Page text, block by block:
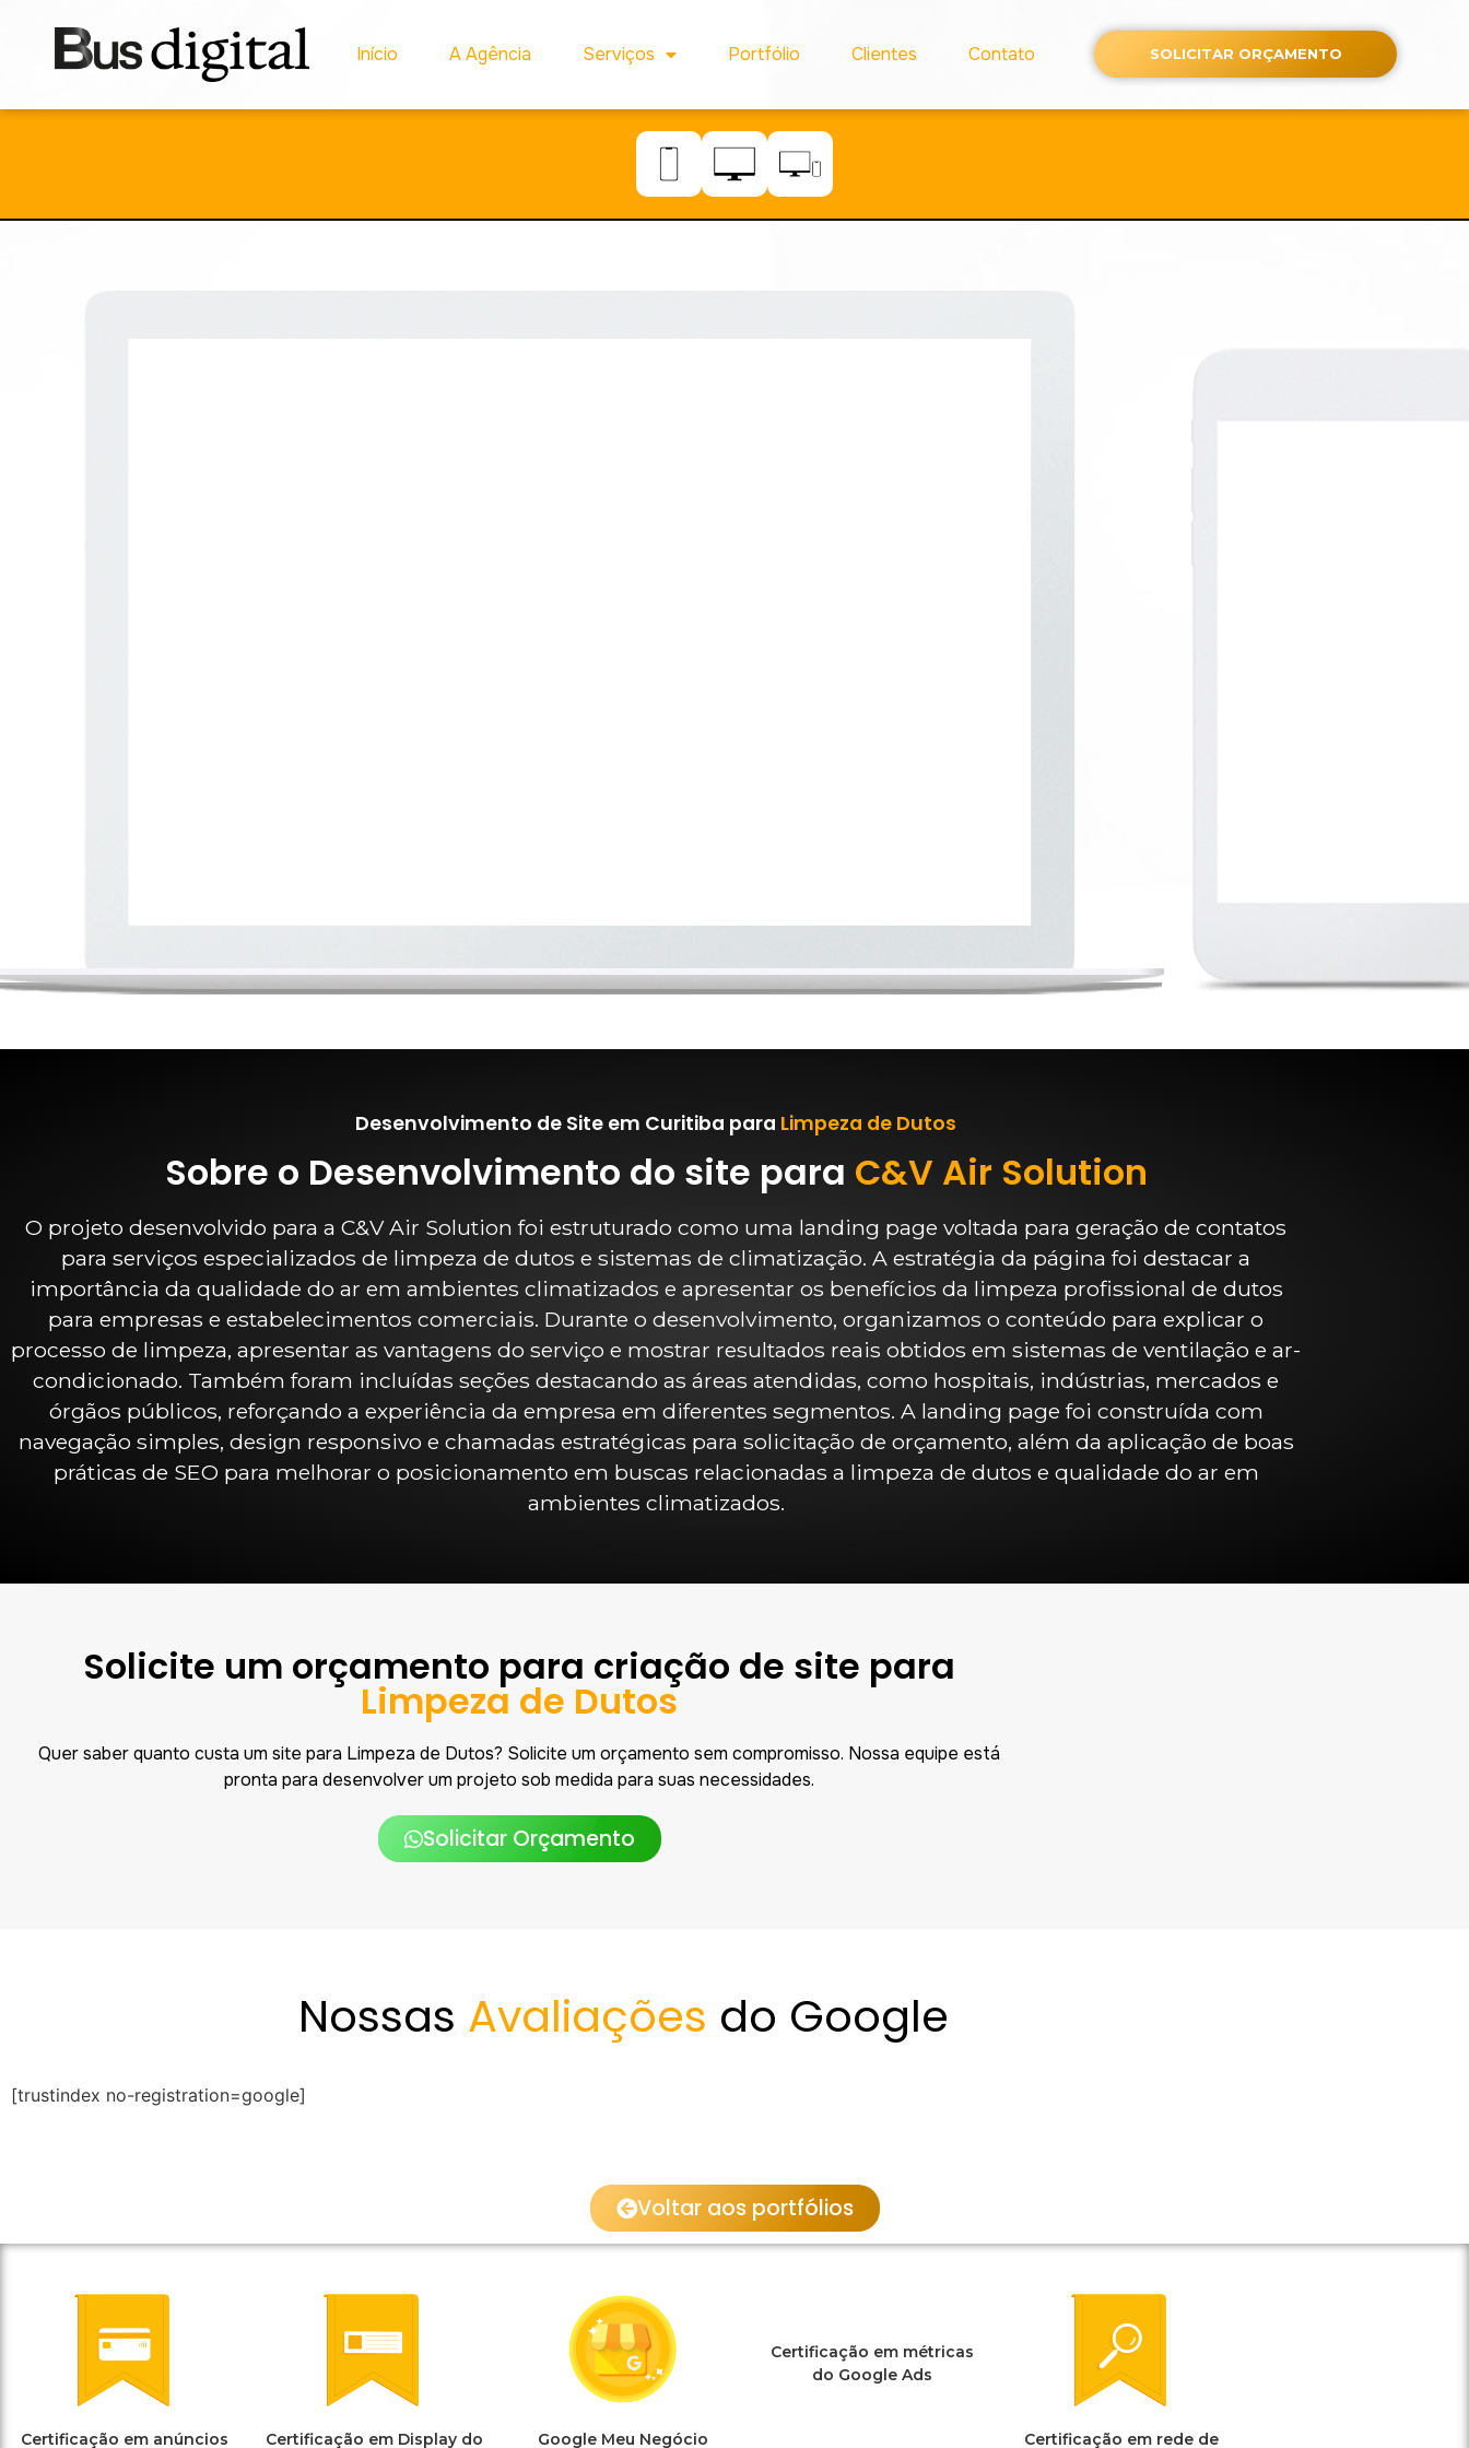
Início A Agência Serviços Portfólio Clientes Contato SOLICITAR ORÇAMENTO
Desenvolvimento de Site em Curitiba para Limpeza de Dutos
Sobre o Desenvolvimento do site para C&V Air Solution
O projeto desenvolvido para a C&V Air Solution foi estruturado como uma landing page voltada para geração de contatos
para serviços especializados de limpeza de dutos e sistemas de climatização. A estratégia da página foi destacar a
importância da qualidade do ar em ambientes climatizados e apresentar os benefícios da limpeza profissional de dutos
para empresas e estabelecimentos comerciais. Durante o desenvolvimento, organizamos o conteúdo para explicar o
processo de limpeza, apresentar as vantagens do serviço e mostrar resultados reais obtidos em sistemas de ventilação e ar-
condicionado. Também foram incluídas seções destacando as áreas atendidas, como hospitais, indústrias, mercados e
órgãos públicos, reforçando a experiência da empresa em diferentes segmentos. A landing page foi construída com
navegação simples, design responsivo e chamadas estratégicas para solicitação de orçamento, além da aplicação de boas
práticas de SEO para melhorar o posicionamento em buscas relacionadas a limpeza de dutos e qualidade do ar em
ambientes climatizados.
Solicite um orçamento para criação de site para
Limpeza de Dutos
Quer saber quanto custa um site para Limpeza de Dutos? Solicite um orçamento sem compromisso. Nossa equipe está
pronta para desenvolver um projeto sob medida para suas necessidades.
Solicitar Orçamento
Nossas Avaliações do Google
[trustindex no-registration=google]
Voltar aos portfólios
Certificação em anúncios Certificação em Display do Google Meu Negócio
Certificação em métricas
do Google Ads
Certificação em rede de